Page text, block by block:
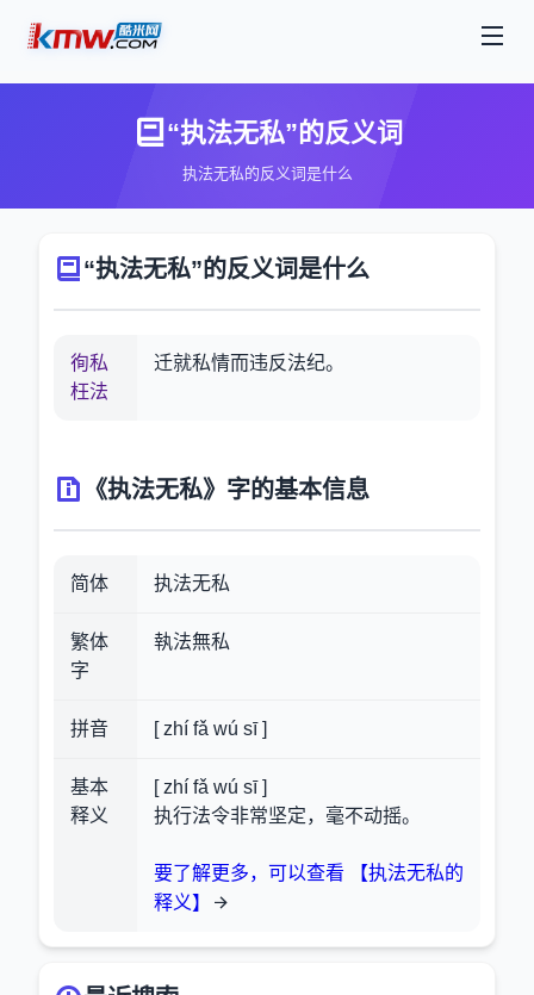
“执法无私”的反义词
执法无私的反义词是什么
“执法无私”的反义词是什么
徇私
枉法
迁就私情而违反法纪。
《执法无私》字的基本信息
简体 执法无私
繁体
字
執法無私
拼音 [ zhí fǎ wú sī ]
基本
释义
[ zhí fǎ wú sī ]
执行法令非常坚定，毫不动摇。
要了解更多，可以查看 【执法无私的
释义】